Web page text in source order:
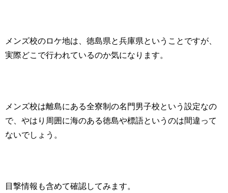
メンズ校のロケ地は、徳島県と兵庫県ということですが、
実際どこで行われているのか気になります。
メンズ校は離島にある全寮制の名門男子校という設定なの
で、やはり周囲に海のある徳島や標語というのは間違って
ないでしょう。
目撃情報も含めて確認してみます。